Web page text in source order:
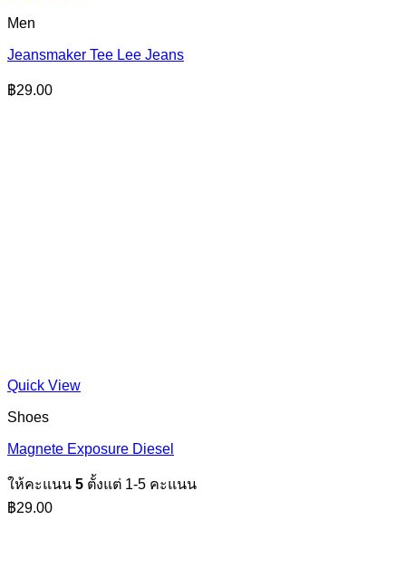
Men
Jeansmaker Tee Lee Jeans
฿29.00
Quick View
Shoes
Magnete Exposure Diesel
ให้คะแนน 5 ตั้งแต่ 1-5 คะแนน
฿29.00